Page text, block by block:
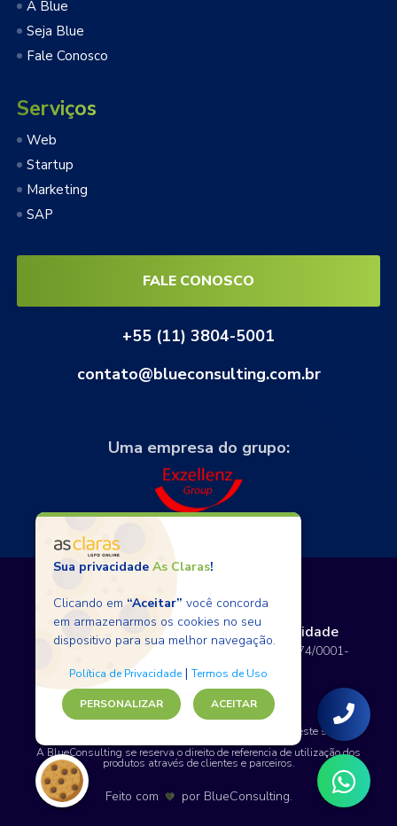
A Blue
Seja Blue
Fale Conosco
Serviços
Web
Startup
Marketing
SAP
FALE CONOSCO
+55 (11) 3804-5001
contato@blueconsulting.com.br
Uma empresa do grupo:
Termos de Uso Políticas de Privacidade
Copyright © 2026 BlueConsulting - 12.797.074/0001-
80 - Todos os direitos reservados.
SAP, WordPress e certos nomes de produtos usados neste site são
A BlueConsulting se reserva o direito de referencia de utilização dos
produtos através de clientes e parceiros.
Feito com 💙 por BlueConsulting.
Sua privacidade As Claras!
Clicando em “Aceitar” você concorda
em armazenarmos os cookies no seu
dispositivo para sua melhor navegação.
Política de Privacidade | Termos de Uso
PERSONALIZAR ACEITAR